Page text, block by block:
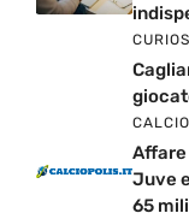
Juve
65